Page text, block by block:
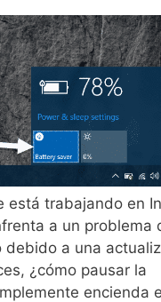
está trabajando en
a un problema
debido a una
¿cómo pausar la
encienda